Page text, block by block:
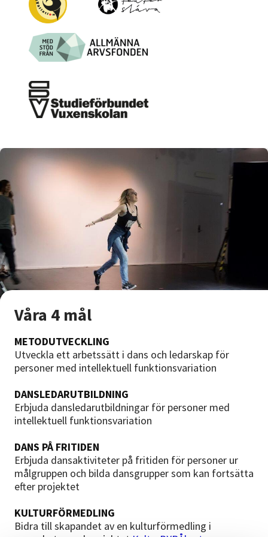
Våra 4 mål
METODUTVECKLING
Utveckla ett arbetssätt i dans och ledarskap för
personer med intellektuell funktionsvariation
DANSLEDARUTBILDNING
Erbjuda dansledarutbildningar för personer med
intellektuell funktionsvariation
DANS PÅ FRITIDEN
Erbjuda dansaktiviteter på fritiden för personer ur
målgruppen och bilda dansgrupper som kan fortsätta
efter projektet
KULTURFÖRMEDLING
Bidra till skapandet av en kulturförmedling i